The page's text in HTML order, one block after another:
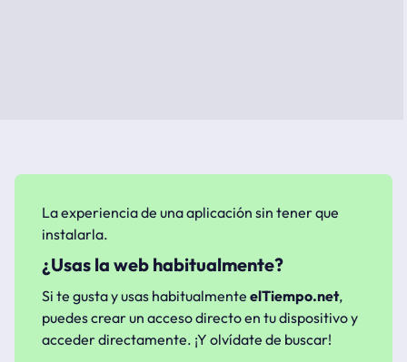
La experiencia de una aplicación sin tener que
instalarla.
¿Usas la web habitualmente?
Si te gusta y usas habitualmente elTiempo.net,
puedes crear un acceso directo en tu dispositivo y
acceder directamente. ¡Y olvídate de buscar!